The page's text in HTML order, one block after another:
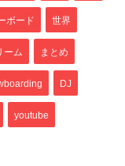
ボード 世界
ーム まとめ
DJ
youtube